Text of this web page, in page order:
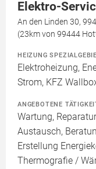
Elektro-
An den Linden 30,
(23km von 99444
HEIZUNG
Elektroheizung,
Strom, KFZ
ANGEBOTENE
Wartung,
Austausch,
Erstellung
Thermografie /